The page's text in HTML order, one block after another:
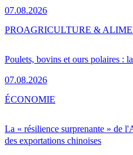
07.08.2026
Poulets, bovins et ours polaires :
07.08.2026
PROAGRICULTURE &
La « résilience surprenante » de
des exportations chinoises
ÉCONOMIE